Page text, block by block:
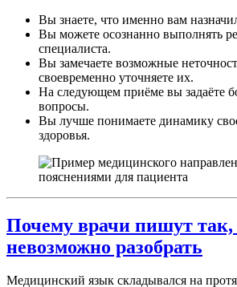
Вы знаете, что именно вам
Вы можете осознанно выполнять
специалиста.
Вы замечаете возможные
своевременно уточняете их.
На следующем приёме вы задаёте
вопросы.
Вы лучше понимаете динамику
здоровья.
Почему врачи пишут так,
невозможно разобрать
Медицинский язык складывался на